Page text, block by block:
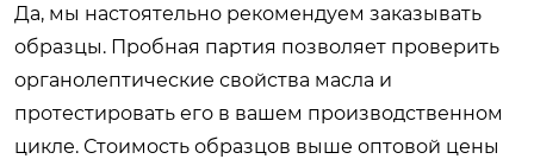
Да, мы настоятельно рекомендуем заказывать
образцы. Пробная партия позволяет проверить
органолептические свойства масла и
протестировать его в вашем производственном
цикле. Стоимость образцов выше оптовой цены